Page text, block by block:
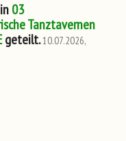
03
Tanztavernen
geteilt.10.07.2026,